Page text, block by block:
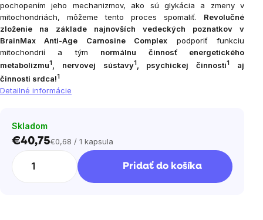
pochopením jeho mechanizmov, ako sú glykácia a zmeny v
mitochondriách, môžeme tento proces spomaliť. Revolučné
zloženie na základe najnovších vedeckých poznatkov v
BrainMax Anti-Age Carnosine Complex podporiť funkciu
mitochondrií a tým normálnu činnosť energetického
metabolizmu1, nervovej sústavy1, psychickej činnosti1
aj
činnosti srdca!1
Detailné informácie
Skladom
€40,75Jednotková
€0,68 / 1 kapsula
Pridať do košíka